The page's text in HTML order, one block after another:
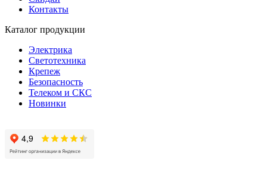
Контакты
Каталог продукции
Электрика
Светотехника
Крепеж
Безопасность
Телеком и СКС
Новинки